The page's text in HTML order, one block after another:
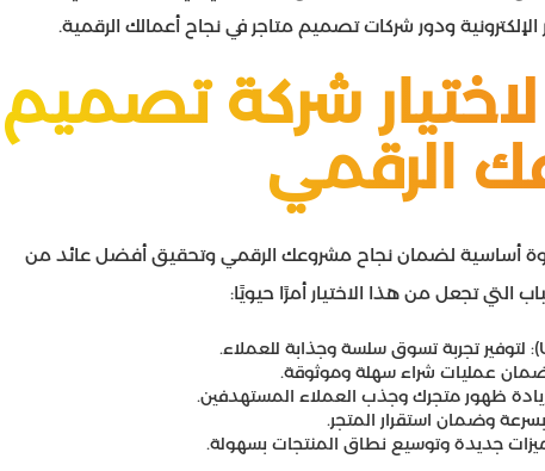
ودور شركات تصميم متاجر في نجاح أعمالك الرقمية.
شركة تصميم
الرقمي
أساسية لضمان نجاح مشروعك الرقمي وتحقيق أفضل عائد من
التي تجعل من هذا الاختيار أمرًا حيويًا:
عمليات شراء سهلة وموثوقة.
وضمان استقرار المتجر.
جديدة وتوسيع نطاق المنتجات بسهولة.